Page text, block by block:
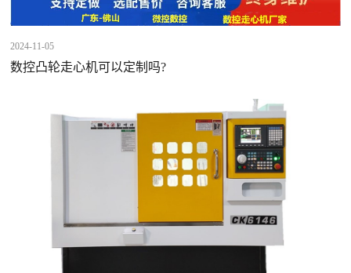
2024-11-05
数控凸轮走心机可以定制吗?